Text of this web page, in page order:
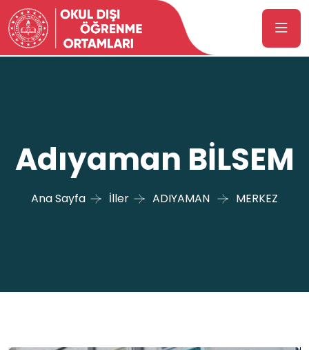
Adıyaman BİLSEM
Ana Sayfa İller ADIYAMAN MERKEZ